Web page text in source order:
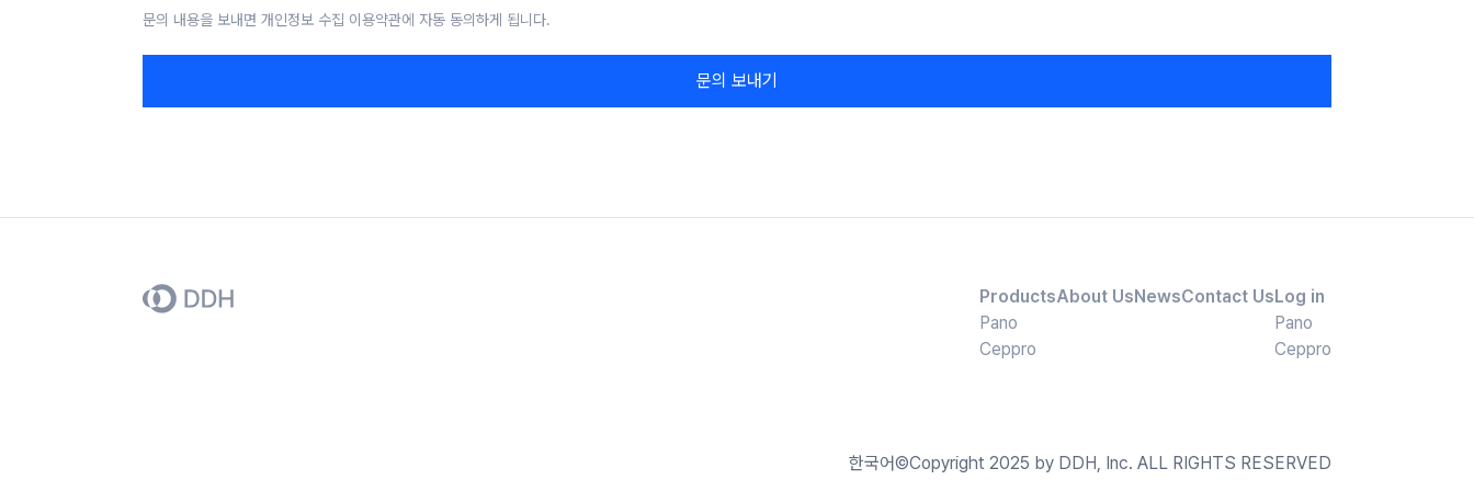
문의 내용을 보내면 개인정보 수집 이용약관에 자동 동의하게 됩니다.
문의 보내기
Products
Pano
Ceppro
About UsNewsContact UsLog in
Pano
Ceppro
한국어©Copyright 2025 by DDH, Inc. ALL RIGHTS RESERVED